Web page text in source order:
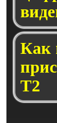
Как
T2